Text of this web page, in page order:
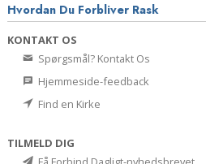
Hvordan Du Forbliver Rask
KONTAKT OS
Spørgsmål? Kontakt Os
Hjemmeside-feedback
Find en Kirke
TILMELD DIG